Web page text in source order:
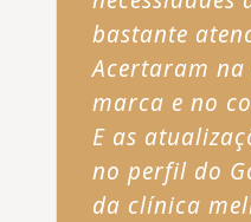
bastante
Acertaram
marca e no
E as
no perfil do
da clínica